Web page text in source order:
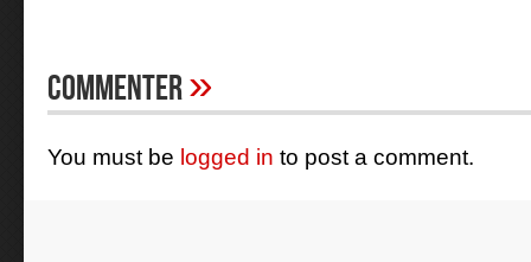
Commenter»
You must be logged in to post a comment.